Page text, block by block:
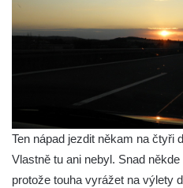
Ten nápad jezdit někam na čtyři
Vlastně tu ani nebyl. Snad
protože touha vyrážet na výlety